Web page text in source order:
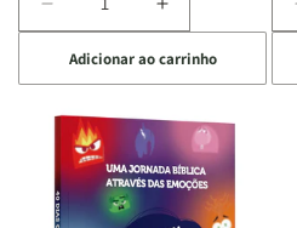
Diminuir
a
quantidade
de
Devocional
Quarto
de
Guerra
Aumentar
a
quantidade
de
Devocional
Quarto
de
Guerra
|
Adicionar ao carrinho